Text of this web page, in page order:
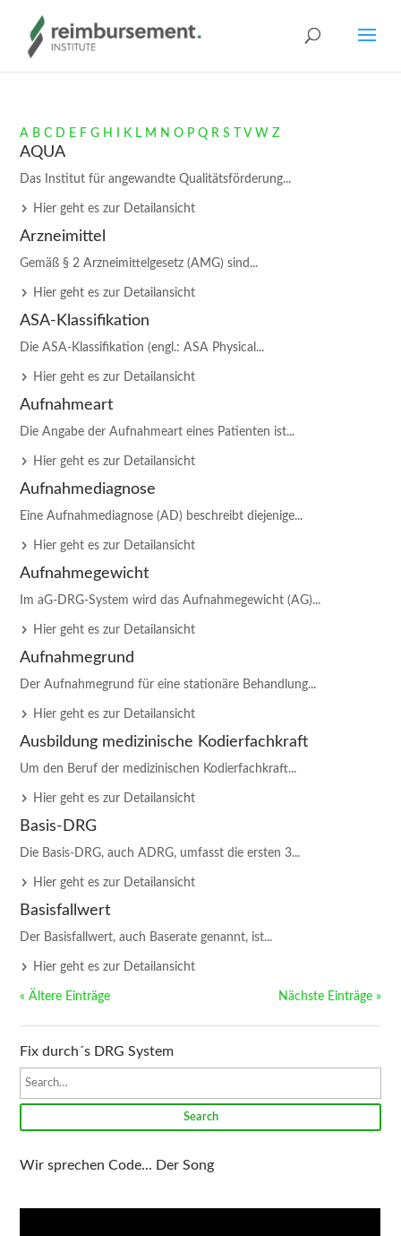
A B C D E F G H K L M N O P Q R S V W Z
AQUA
Das Institut für angewandte Qualitätsförderung...
Hier geht es zur Detailansicht
Arzneimittel
Gemäß § 2 Arzneimittelgesetz (AMG) sind...
Hier geht es zur Detailansicht
ASA-Klassifikation
Die ASA-Klassifikation (engl.: ASA Physical...
Hier geht es zur Detailansicht
Aufnahmeart
Die Angabe der Aufnahmeart eines Patienten ist...
Hier geht es zur Detailansicht
Aufnahmediagnose
Eine Aufnahmediagnose (AD) beschreibt diejenige...
Hier geht es zur Detailansicht
Aufnahmegewicht
Im aG-DRG-System wird das Aufnahmegewicht (AG)...
Hier geht es zur Detailansicht
Aufnahmegrund
Der Aufnahmegrund für eine stationäre Behandlung...
Hier geht es zur Detailansicht
Ausbildung medizinische Kodierfachkraft
Um den Beruf der medizinischen Kodierfachkraft...
Hier geht es zur Detailansicht
Basis-DRG
Die Basis-DRG, auch ADRG, umfasst die ersten 3...
Hier geht es zur Detailansicht
Basisfallwert
Der Basisfallwert, auch Baserate genannt, ist...
Hier geht es zur Detailansicht
« Ältere Einträge Nächste Einträge »
Fix durch´s DRG System
Search
Wir sprechen Code... Der Song